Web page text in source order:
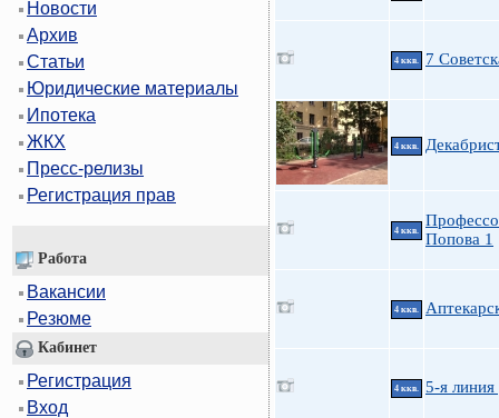
Новости
Архив
Статьи
Юридические материалы
Ипотека
ЖКХ
Пресс-релизы
Регистрация прав
Работа
Вакансии
Резюме
Кабинет
Регистрация
Вход
4 ккв. 7
4 ккв.
4 ккв.
Попова 1
4 ккв.
4 ккв. 5-я